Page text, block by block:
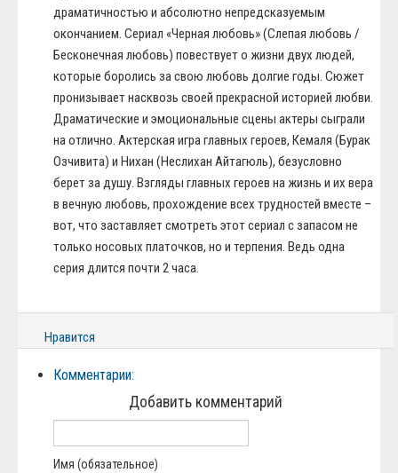
драматичностью и абсолютно непредсказуемым
окончанием. Сериал «Черная любовь» (Слепая любовь /
Бесконечная любовь) повествует о жизни двух людей,
которые боролись за свою любовь долгие годы. Сюжет
пронизывает насквозь своей прекрасной историей любви.
Драматические и эмоциональные сцены актеры сыграли
на отлично. Актерская игра главных героев, Кемаля (Бурак
Озчивита) и Нихан (Неслихан Айтагюль), безусловно
берет за душу. Взгляды главных героев на жизнь и их вера
в вечную любовь, прохождение всех трудностей вместе –
вот, что заставляет смотреть этот сериал с запасом не
только носовых платочков, но и терпения. Ведь одна
серия длится почти 2 часа.
Нравится
Комментарии:
Добавить комментарий
Имя (обязательное)